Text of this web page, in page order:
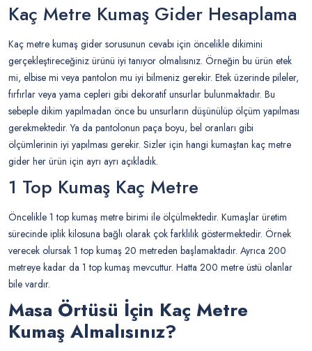
Kaç Metre Kumaş Gider Hesaplama
Kaç metre kumaş gider sorusunun cevabı için öncelikle dikimini
gerçekleştireceğiniz ürünü iyi tanıyor olmalısınız. Örneğin bu ürün etek
mi, elbise mi veya pantolon mu iyi bilmeniz gerekir. Etek üzerinde pileler,
fırfırlar veya yama cepleri gibi dekoratif unsurlar bulunmaktadır. Bu
sebeple dikim yapılmadan önce bu unsurların düşünülüp ölçüm yapılması
gerekmektedir. Ya da pantolonun paça boyu, bel oranları gibi
ölçümlerinin iyi yapılması gerekir. Sizler için hangi kumaştan kaç metre
gider her ürün için ayrı ayrı açıkladık.
1 Top Kumaş Kaç Metre
Öncelikle 1 top kumaş metre birimi ile ölçülmektedir. Kumaşlar üretim
sürecinde iplik kilosuna bağlı olarak çok farklılık göstermektedir. Örnek
verecek olursak 1 top kumaş 20 metreden başlamaktadır. Ayrıca 200
metreye kadar da 1 top kumaş mevcuttur. Hatta 200 metre üstü olanlar
bile vardır.
Masa Örtüsü İçin Kaç Metre
Kumaş Almalısınız?